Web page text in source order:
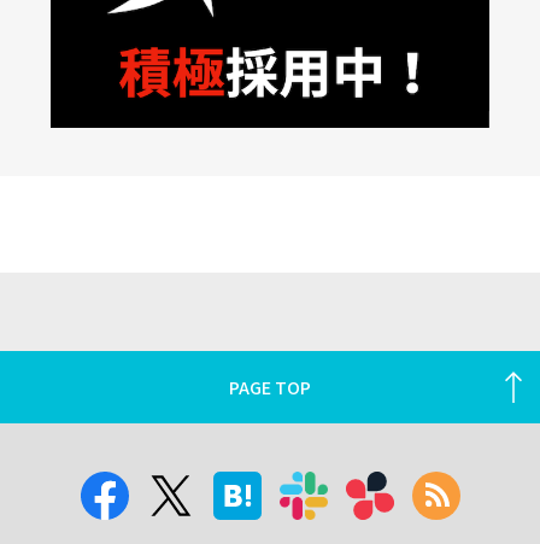
PAGE TOP